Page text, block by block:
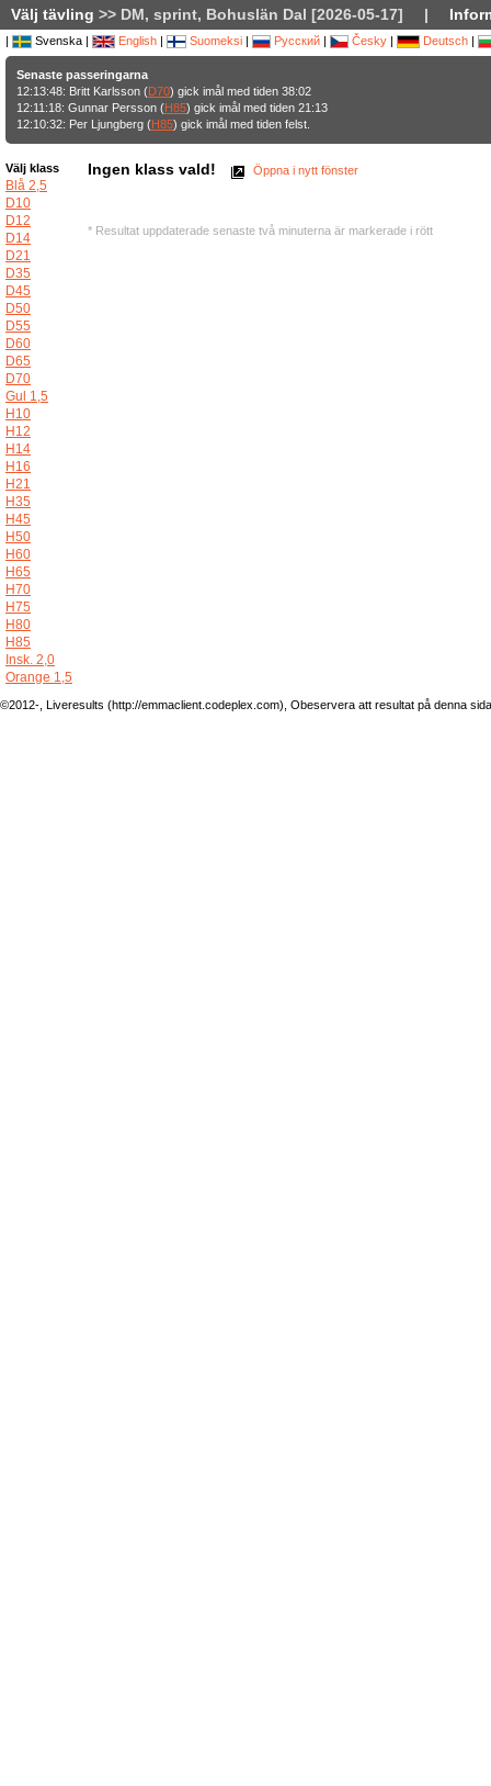
Välj tävling >> DM, sprint, Bohuslän Dal [2026-05-17] |
| Svenska | English | Suomeksi | Русский | Česky | Deutsch |
Senaste passeringarna
12:13:48: Britt Karlsson (D70) gick imål med tiden 38:02
12:11:18: Gunnar Persson (H85) gick imål med tiden 21:13
12:10:32: Per Ljungberg (H85) gick imål med tiden felst.
Välj klass
Blå 2,5
D10
D12
D14
D21
D35
D45
D50
D55
D60
D65
D70
Gul 1,5
H10
H12
H14
H16
H21
H35
H45
H50
H60
H65
H70
H75
H80
H85
Insk. 2,0
Orange 1,5
Ingen klass vald! Öppna i nytt fönster
* Resultat uppdaterade senaste två minuterna är markerade i rött
©2012-, Liveresults (http://emmaclient.codeplex.com), Obeservera att resultat på denna